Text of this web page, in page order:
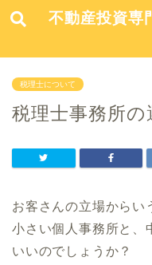
不動産投資専
税理士について
税理士事務所の
お客さんの立場からい
小さい個人事務所と、
いいのでしょうか？